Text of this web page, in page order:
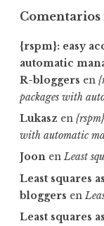
Comentarios
{rspm}: easy
automatic
R-bloggers en
packages with
Lukasz en
with automatic
Joon enLeast
Least squares
bloggers en
Least squares